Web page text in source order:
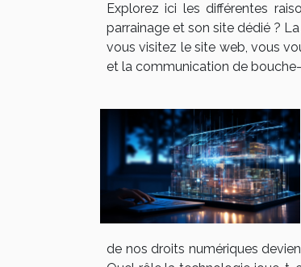
Explorez ici les différentes
parrainage et son site dédié ?
vous visitez le site web, vous
et la communication de
de nos droits numériques